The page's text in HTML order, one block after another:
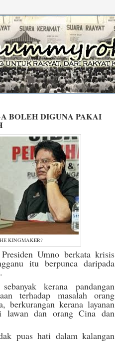
BOLEH DIGUNA PAKAI
KINGMAKER?
Umno berkata krisis
itu berpunca daripada
kerana pandangan
terhadap masalah orang
berkurangan kerana layanan
lawan dan orang Cina dan
puas hati dalam kalangan